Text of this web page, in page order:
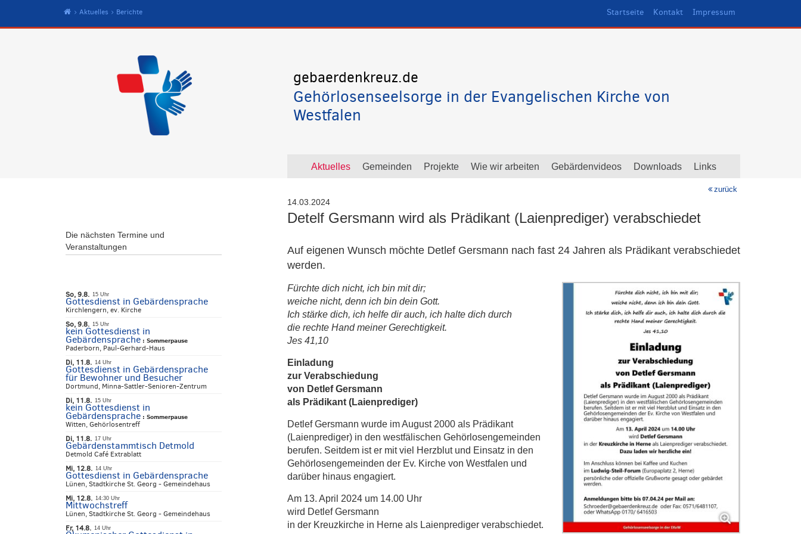
Start
Aktuelles Berichte Startseite Kontakt Impressum
gebaerdenkreuz.de
Gehörlosenseelsorge in der Evangelischen Kirche von
Westfalen
Aktuelles Gemeinden Projekte Wie wir arbeiten Gebärdenvideos Downloads Links
zurück
14.03.2024
Detelf Gersmann wird als Prädikant (Laienprediger) verabschiedet
Auf eigenen Wunsch möchte Detlef Gersmann nach fast 24 Jahren als Prädikant verabschiedet
werden.
Fürchte dich nicht, ich bin mit dir;
weiche nicht, denn ich bin dein Gott.
Ich stärke dich, ich helfe dir auch, ich halte dich durch
die rechte Hand meiner Gerechtigkeit.
Jes 41,10
Einladung
zur Verabschiedung
von Detlef Gersmann
als Prädikant (Laienprediger)
Detlef Gersmann wurde im August 2000 als Prädikant
(Laienprediger) in den westfälischen Gehörlosengemeinden
berufen. Seitdem ist er mit viel Herzblut und Einsatz in den
Gehörlosengemeinden der Ev. Kirche von Westfalen und
darüber hinaus engagiert.
Am 13. April 2024 um 14.00 Uhr
wird Detlef Gersmann
in der Kreuzkirche in Herne als Laienprediger verabschiedet.
Die nächsten Termine und
Veranstaltungen
So, 9.8. 15 Uhr
Gottesdienst in Gebärdensprache
Kirchlengern, ev. Kirche
So, 9.8. 15 Uhr
kein Gottesdienst in
Gebärdensprache: Sommerpause
Paderborn, Paul-Gerhard-Haus
Di, 11.8. 14 Uhr
Gottesdienst in Gebärdensprache
für Bewohner und Besucher
Dortmund, Minna-Sattler-Senioren-Zentrum
Di, 11.8. 15 Uhr
kein Gottesdienst in
Gebärdensprache: Sommerpause
Witten, Gehörlosentreff
Di, 11.8. 17 Uhr
Gebärdenstammtisch Detmold
Detmold Café Extrablatt
Mi, 12.8. 14 Uhr
Gottesdienst in Gebärdensprache
Lünen, Stadtkirche St. Georg - Gemeindehaus
Mi, 12.8. 14:30 Uhr
Mittwochstreff
Lünen, Stadtkirche St. Georg - Gemeindehaus
Fr, 14.8. 14 Uhr